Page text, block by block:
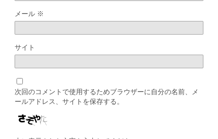
メール ※
サイト
次回のコメントで使用するためブラウザーに自分の名前、メ
ールアドレス、サイトを保存する。